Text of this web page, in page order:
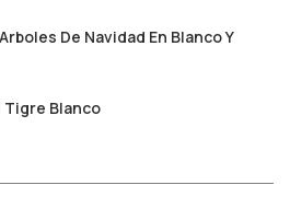
De Navidad En Blanco Y
Tigre Blanco